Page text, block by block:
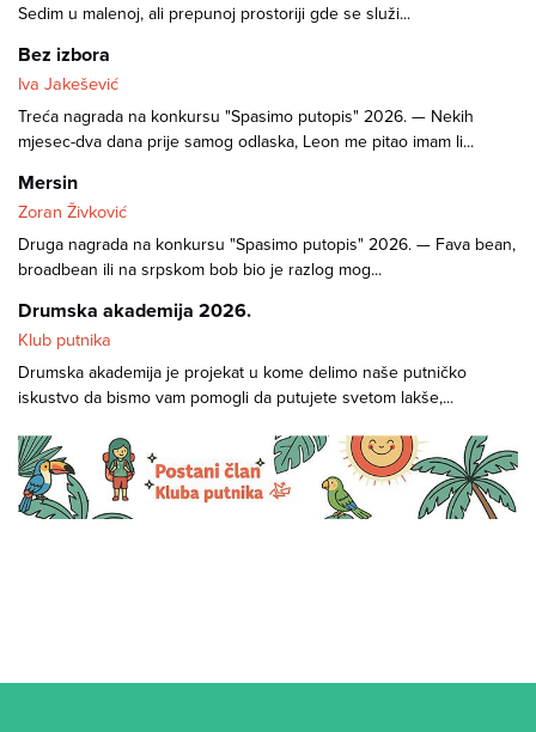
Sedim u malenoj, ali prepunoj prostoriji gde se služi...
Bez izbora
Iva Jakešević
Treća nagrada na konkursu "Spasimo putopis" 2026. — Nekih
mjesec-dva dana prije samog odlaska, Leon me pitao imam li...
Mersin
Zoran Živković
Druga nagrada na konkursu "Spasimo putopis" 2026. — Fava bean,
broadbean ili na srpskom bob bio je razlog mog...
Drumska akademija 2026.
Klub putnika
Drumska akademija je projekat u kome delimo naše putničko
iskustvo da bismo vam pomogli da putujete svetom lakše,...